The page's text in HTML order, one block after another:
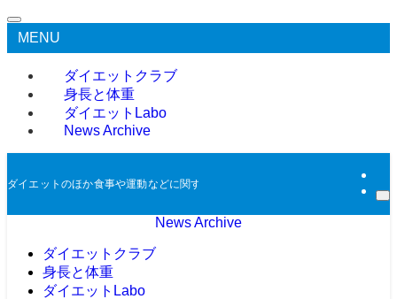
MENU
ダイエットクラブ
身長と体重
ダイエットLabo
News Archive
ダイエットのほか食事や運動などに関する過去のニュースをアーカイブとして
News Archive
ダイエットクラブ
身長と体重
ダイエットLabo